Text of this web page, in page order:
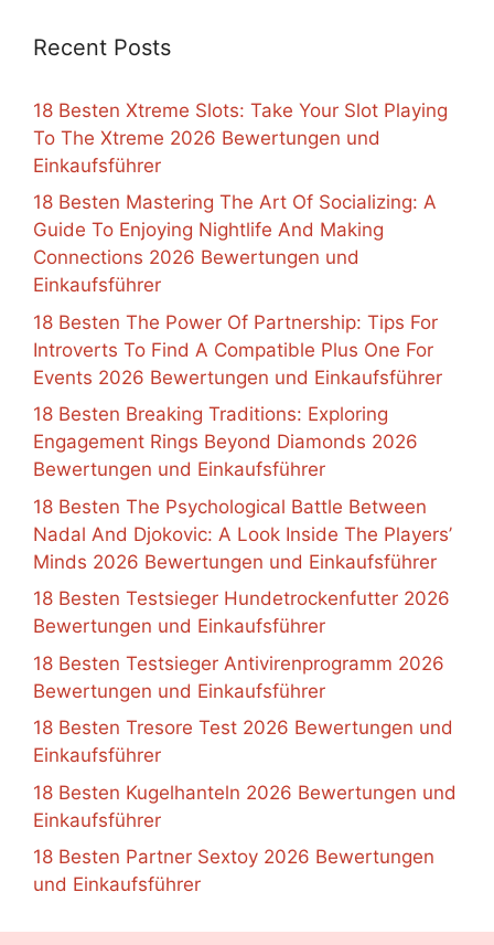
Recent Posts
18 Besten Xtreme Slots: Take Your Slot Playing
To The Xtreme 2026 Bewertungen und
Einkaufsführer
18 Besten Mastering The Art Of Socializing: A
Guide To Enjoying Nightlife And Making
Connections 2026 Bewertungen und
Einkaufsführer
18 Besten The Power Of Partnership: Tips For
Introverts To Find A Compatible Plus One For
Events 2026 Bewertungen und Einkaufsführer
18 Besten Breaking Traditions: Exploring
Engagement Rings Beyond Diamonds 2026
Bewertungen und Einkaufsführer
18 Besten The Psychological Battle Between
Nadal And Djokovic: A Look Inside The Players’
Minds 2026 Bewertungen und Einkaufsführer
18 Besten Testsieger Hundetrockenfutter 2026
Bewertungen und Einkaufsführer
18 Besten Testsieger Antivirenprogramm 2026
Bewertungen und Einkaufsführer
18 Besten Tresore Test 2026 Bewertungen und
Einkaufsführer
18 Besten Kugelhanteln 2026 Bewertungen und
Einkaufsführer
18 Besten Partner Sextoy 2026 Bewertungen
und Einkaufsführer